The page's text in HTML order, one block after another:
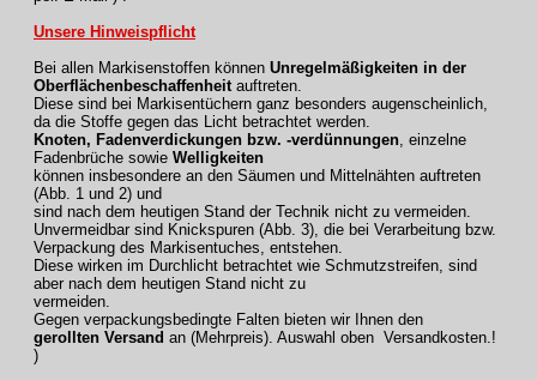
Unsere Hinweispflicht
Bei allen Markisenstoffen können Unregelmäßigkeiten in der
Oberflächenbeschaffenheit auftreten.
Diese sind bei Markisentüchern ganz besonders augenscheinlich,
da die Stoffe gegen das Licht betrachtet werden.
Knoten, Fadenverdickungen bzw. -verdünnungen , einzelne
Fadenbrüche sowie Welligkeiten
können insbesondere an den Säumen und Mittelnähten auftreten
(Abb. 1 und 2) und
sind nach dem heutigen Stand der Technik nicht zu vermeiden.
Unvermeidbar sind Knickspuren (Abb. 3), die bei Verarbeitung bzw.
Verpackung des Markisentuches, entstehen.
Diese wirken im Durchlicht betrachtet wie Schmutzstreifen, sind
aber nach dem heutigen Stand nicht zu
vermeiden.
Gegen verpackungsbedingte Falten bieten wir Ihnen den
gerollten Versand an (Mehrpreis). Auswahl oben Versandkosten.!
)